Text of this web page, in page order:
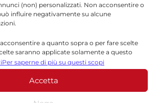
(non) personalizzati. Non acconsentire o
influire negativamente su alcune
a quanto sopra o per fare scelte
saranno applicate solamente a questo
le impostazioni in qualsiasi momento,
consenso, utilizzando i pulsanti della Cookie
pulsante di gestione del consenso nella parte
Per saperne di più su questi scopi
Accetta